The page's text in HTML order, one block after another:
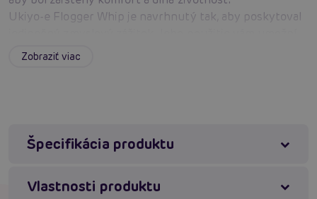
Ukiyo-e Flogger Whip je navrhnutý tak, aby poskytoval
preskúmať nové dimenzie potešenia a estetiky.
Bezpečnosť je pre nás prioritou. Naše produkty sú
navrhnuté tak, aby boli bezpečné a pohodlné pre
skúsený praktikant.
Zobraziť viac
Špecifikácia produktu
Vlastnosti produktu